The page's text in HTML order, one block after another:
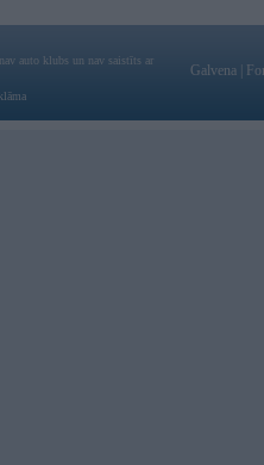
auto klubs un nav saistīts ar
Galvena